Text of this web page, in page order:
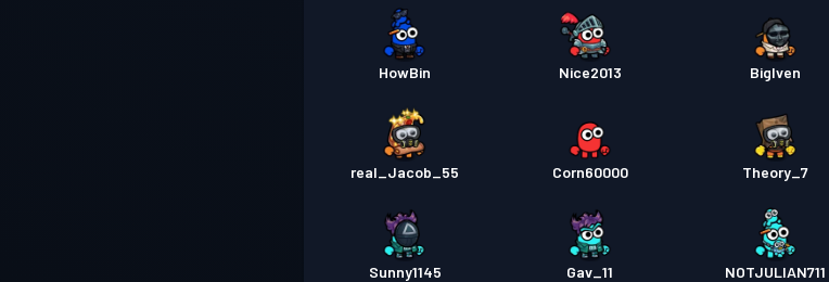
HowBin Nice2013 BigIven
real_Jacob_55 Corn60000 Theory_7
Sunny1145 Gav_11 NOTJULIAN711